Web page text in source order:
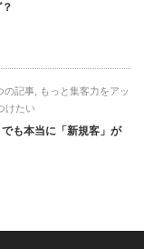
の記事,
もっと集客力をアッ
けたい
も本当に「新規客」が